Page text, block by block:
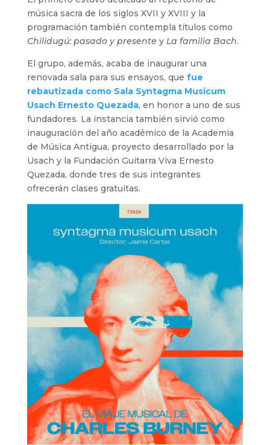
música sacra de los siglos XVII y XVIII y la
programación también contempla títulos como
Chilidugú: pasado y presente y La familia Bach.
El grupo, además, acaba de inaugurar una
renovada sala para sus ensayos, que fue
rebautizada como Sala Syntagma Musicum
Usach Ernesto Quezada, en honor a uno de sus
fundadores. La instancia también sirvió como
inauguración del año académico de la Academia
de Música Antigua, proyecto desarrollado por la
Usach y la Fundación Guitarra Viva Ernesto
Quezada, donde tres de sus integrantes
ofrecerán clases gratuitas.